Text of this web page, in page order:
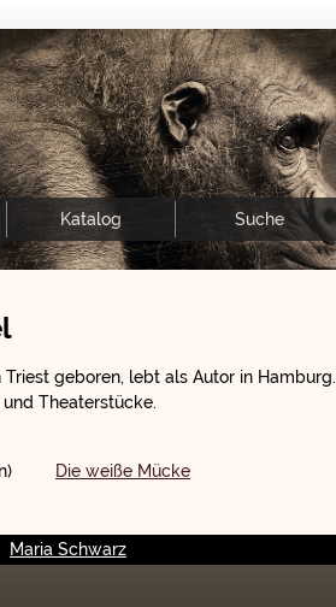
Katalog Suche
Triest geboren, lebt als Autor in
Theaterstücke.
Die weiße Mücke
Maria Schwarz